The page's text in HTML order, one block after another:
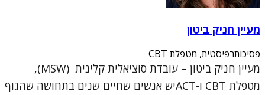
מעיין חניק ביטון
פסיכותרפיסטית, מטפלת CBT
מעיין חניק ביטון – עובדת סוציאלית קלינית (MSW),
מטפלת CBT ו-ACTיש אנשים שחיים שנים בתחושה שהגוף